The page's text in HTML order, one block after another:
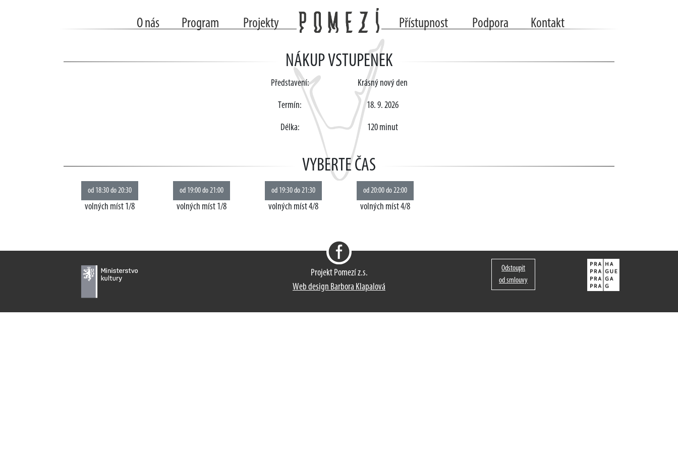
O nás Program Projekty Přístupnost Podpora Kontakt
NÁKUP VSTUPENEK
Představení:
Termín:
Délka:
Krásný nový den
18. 9. 2026
120 minut
VYBERTE ČAS
volných míst 1/8 volných míst 1/8 volných míst 4/8 volných míst 4/8
Projekt Pomezí z.s.
Web design Barbora Klapalová
Odstoupit
od smlouvy